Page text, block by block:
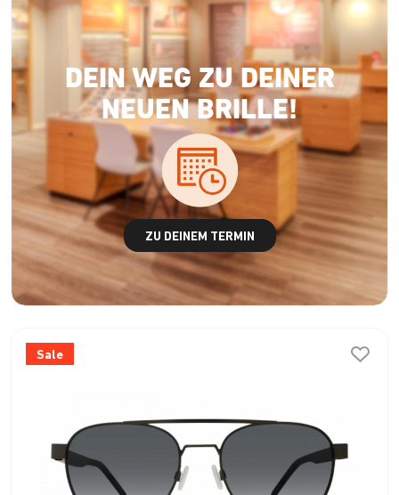
DEIN WEG ZU DEINER
NEUEN BRILLE!
ZU DEINEM TERMIN
Sale